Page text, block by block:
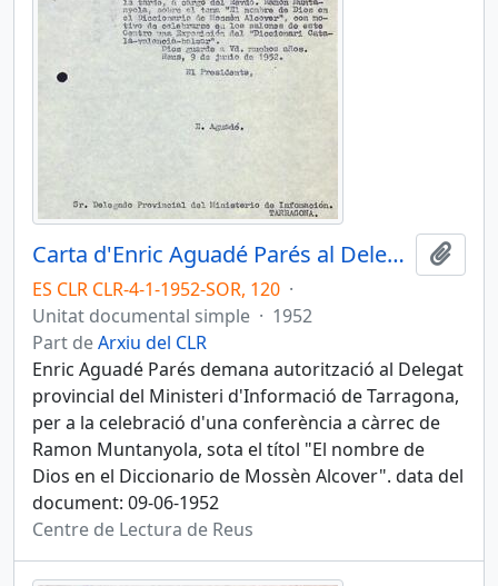
Carta d'Enric Aguadé Parés al Delegat provincial del Ministeri d'Informació de Tarragona
ES CLR CLR-4-1-1952-SOR, 120 ·
Unitat documental simple · 1952
Part deArxiu del CLR
Enric Aguadé Parés demana autorització al Delegat
provincial del Ministeri d'Informació de Tarragona,
per a la celebració d'una conferència a càrrec de
Ramon Muntanyola, sota el títol "El nombre de
Dios en el Diccionario de Mossèn Alcover". data del
document: 09-06-1952
Centre de Lectura de Reus